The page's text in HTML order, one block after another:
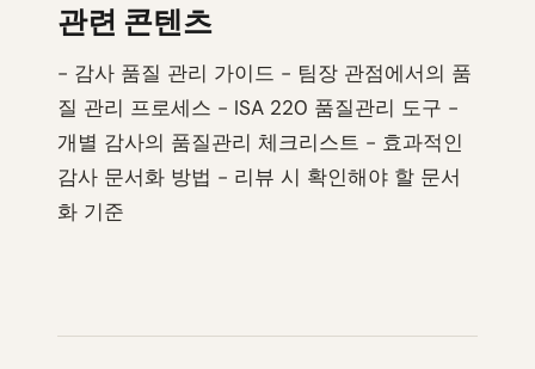
관련 콘텐츠
- 감사 품질 관리 가이드 - 팀장 관점에서의 품
질 관리 프로세스 - ISA 220 품질관리 도구 -
개별 감사의 품질관리 체크리스트 - 효과적인
감사 문서화 방법 - 리뷰 시 확인해야 할 문서
화 기준